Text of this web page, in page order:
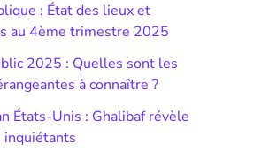
: État des lieux et
au 4ème trimestre 2025
2025 : Quelles sont les
à connaître ?
États-Unis : Ghalibaf révèle
inquiétants